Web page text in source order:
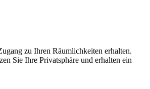
zu Ihren Räumlichkeiten erhalten.​
Sie Ihre Privatsphäre und erhalten ein